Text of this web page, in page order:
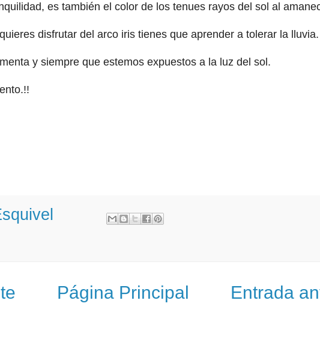
es también el color de los tenues rayos del sol al
disfrutar del arco iris tienes que aprender a tolerar la lluvia.
y siempre que estemos expuestos a la luz del sol.
Entrada
Página Principal